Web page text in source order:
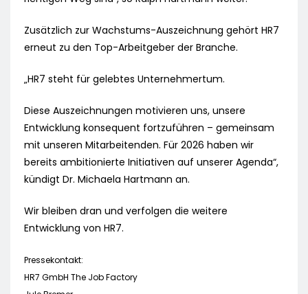
Zusätzlich zur Wachstums-Auszeichnung gehört HR7
erneut zu den Top-Arbeitgeber der Branche.
„HR7 steht für gelebtes Unternehmertum.
Diese Auszeichnungen motivieren uns, unsere
Entwicklung konsequent fortzuführen – gemeinsam
mit unseren Mitarbeitenden. Für 2026 haben wir
bereits ambitionierte Initiativen auf unserer Agenda“,
kündigt Dr. Michaela Hartmann an.
Wir bleiben dran und verfolgen die weitere
Entwicklung von HR7.
Pressekontakt:
HR7 GmbH The Job Factory